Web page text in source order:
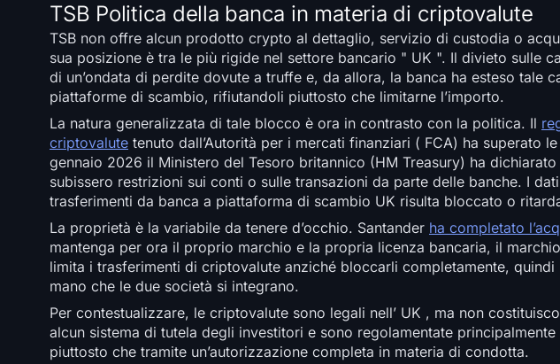
TSB Politica della banca in materia di criptovalute
TSB non offre alcun prodotto crypto al dettaglio, servizio di custodia o
sua posizione è tra le più rigide nel settore bancario " UK ". Il divieto sulle
di un’ondata di perdite dovute a truffe e, da allora, la banca ha esteso tale
piattaforme di scambio, rifiutandoli piuttosto che limitarne l’importo.
La natura generalizzata di tale blocco è ora in contrasto con la politica. Il
criptovalute tenuto dall’Autorità per i mercati finanziari ( FCA) ha superato
gennaio 2026 il Ministero del Tesoro britannico (HM Treasury) ha dichiarato
subissero restrizioni sui conti o sulle transazioni da parte delle banche. I
trasferimenti da banca a piattaforma di scambio UK risulta bloccato o
La proprietà è la variabile da tenere d’occhio. Santander ha completato
mantenga per ora il proprio marchio e la propria licenza bancaria, il
limita i trasferimenti di criptovalute anziché bloccarli completamente,
mano che le due società si integrano.
Per contestualizzare, le criptovalute sono legali nell’ UK , ma non
alcun sistema di tutela degli investitori e sono regolamentate
piuttosto che tramite un’autorizzazione completa in materia di condotta.